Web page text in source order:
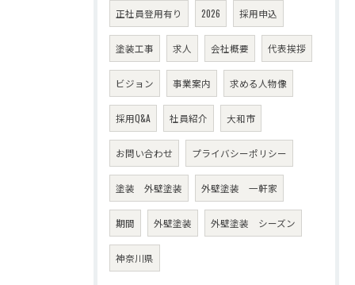
正社員登用有り 2026 採用申込
塗装工事 求人 会社概要 代表挨拶
ビジョン 事業案内 求める人物像
採用Q&A 社員紹介 大和市
お問い合わせ プライバシーポリシー
塗装 外壁塗装 外壁塗装 一軒家
期間 外壁塗装 外壁塗装 シーズン
神奈川県